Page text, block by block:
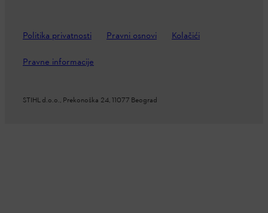
Politika privatnosti Pravni osnovi Kolačići
Pravne informacije
STIHL d.o.o., Prekonoška 24, 11077 Beograd